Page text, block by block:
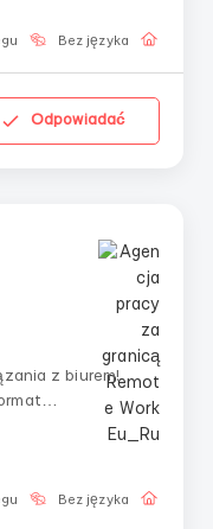
Nie
już...Bez języka
Odpowiadać
z biurem!
o dowolnej
czasu! Napisz do
Bez języka